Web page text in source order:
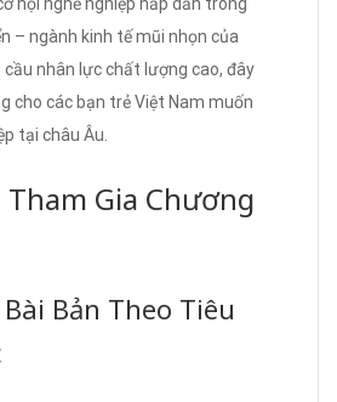
hội nghề nghiệp hấp dẫn trong
– ngành kinh tế mũi nhọn của
cầu nhân lực chất lượng cao, đây
cho các bạn trẻ Việt Nam muốn
tại châu Âu.
Tham Gia Chương
Bản Theo Tiêu